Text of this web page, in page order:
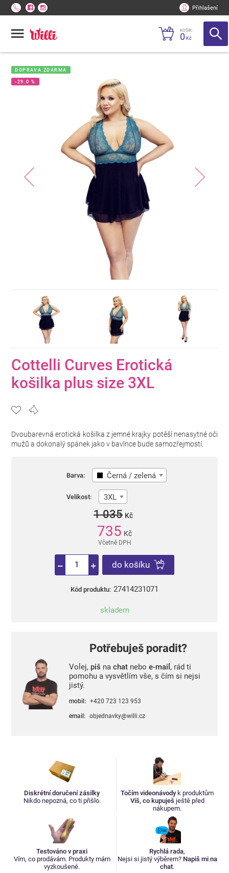
Přihlašení
KOŠÍK:
0 Kč
DOPRAVA ZDARMA
-29.0 %
Cottelli Curves Erotická
košilka plus size 3XL
Dvoubarevná erotická košilka z jemné krajky potěší nenasytné oči
mužů a dokonalý spánek jako v bavlnce bude samozřejmostí.
Barva: Černá / zelená
Velikost: 3XL
1 035 Kč
735 Kč
Včetně DPH
do košíku
Kód produktu: 27414231071
skladem
Potřebuješ poradit?
Volej, piš na chatnebo e-mail , rád ti
pomohu a vysvětlím vše, s čím si nejsi
jistý.
mobil: +420 723 123 953
email: objednavky@willi.cz
Diskrétní doručení zásilky
Nikdo nepozná, co ti přišlo.
Točím videonávody k produktům
Víš, co kupuješ ještě před
nákupem.
Testováno v praxi
Vím, co prodávám. Produkty mám
vyzkoušené.
Rychlá rada,
Nejsi si jistý výběrem? Napiš mi na
chat.